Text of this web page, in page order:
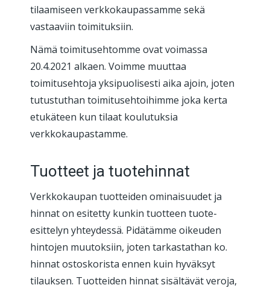
tilaamiseen verkkokaupassamme sekä
vastaaviin toimituksiin.
Nämä toimitusehtomme ovat voimassa
20.4.2021 alkaen. Voimme muuttaa
toimitusehtoja yksipuolisesti aika ajoin, joten
tutustuthan toimitusehtoihimme joka kerta
etukäteen kun tilaat koulutuksia
verkkokaupastamme.
Tuotteet ja tuotehinnat
Verkkokaupan tuotteiden ominaisuudet ja
hinnat on esitetty kunkin tuotteen tuote-
esittelyn yhteydessä. Pidätämme oikeuden
hintojen muutoksiin, joten tarkastathan ko.
hinnat ostoskorista ennen kuin hyväksyt
tilauksen. Tuotteiden hinnat sisältävät veroja,